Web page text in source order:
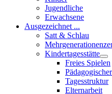
Jugendliche
Erwachsene
Ausgezeichnet ...
Satt & Schlau
Kindertagesstätte
Freies Spielen
Tagesstruktur
Elternarbeit